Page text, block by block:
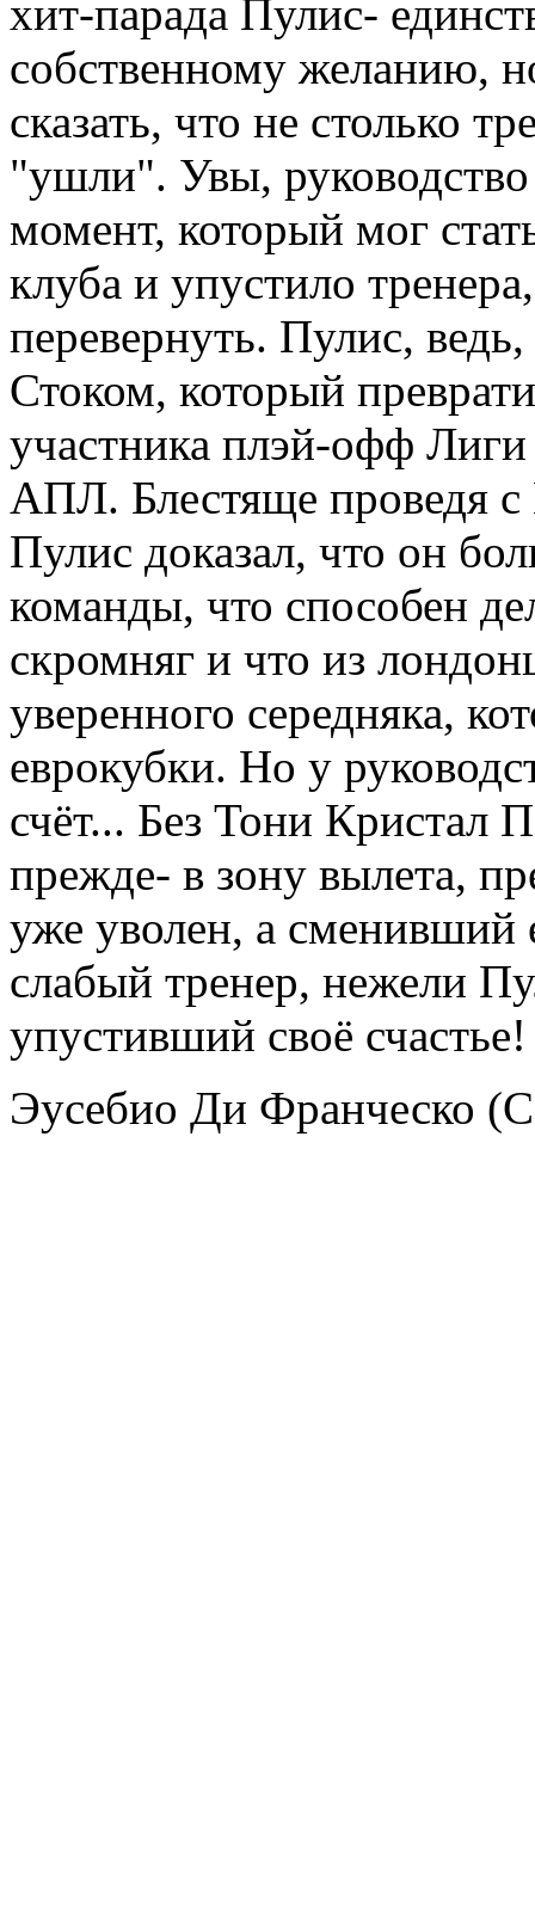
хит-парада Пулис-
собственному желанию,
сказать, что не столько
"ушли". Увы, руководство
момент, который мог
клуба и упустило
перевернуть. Пулис,
Стоком, который
участника плэй-офф
АПЛ. Блестяще проведя
Пулис доказал, что он
команды, что способен
скромняг и что из
уверенного середняка,
еврокубки. Но у
счёт... Без Тони Кристал
прежде- в зону вылета,
уже уволен, а сменивший
слабый тренер, нежели
упустивший своё
Эусебио Ди Франческо